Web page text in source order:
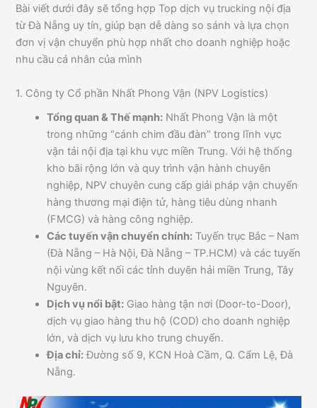
Bài viết dưới đây sẽ tổng hợp Top dịch vụ trucking nội địa
từ Đà Nẵng uy tín, giúp bạn dễ dàng so sánh và lựa chọn
đơn vị vận chuyển phù hợp nhất cho doanh nghiệp hoặc
nhu cầu cá nhân của mình
1. Công ty Cổ phần Nhất Phong Vận (NPV Logistics)
Tổng quan & Thế mạnh: Nhất Phong Vận là một
trong những “cánh chim đầu đàn” trong lĩnh vực
vận tải nội địa tại khu vực miền Trung. Với hệ thống
kho bãi rộng lớn và quy trình vận hành chuyên
nghiệp, NPV chuyên cung cấp giải pháp vận chuyển
hàng thương mại điện tử, hàng tiêu dùng nhanh
(FMCG) và hàng công nghiệp.
Các tuyến vận chuyển chính: Tuyến trục Bắc – Nam
(Đà Nẵng – Hà Nội, Đà Nẵng – TP.HCM) và các tuyến
nội vùng kết nối các tỉnh duyên hải miền Trung, Tây
Nguyên.
Dịch vụ nổi bật: Giao hàng tận nơi (Door-to-Door),
dịch vụ giao hàng thu hộ (COD) cho doanh nghiệp
lớn, và dịch vụ lưu kho trung chuyển.
Địa chỉ:Đường số 9, KCN Hoà Cầm, Q. Cẩm Lệ, Đà
Nẵng.